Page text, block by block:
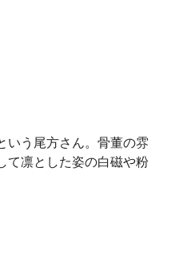
いう尾方さん。骨董の雰
て凛とした姿の白磁や粉